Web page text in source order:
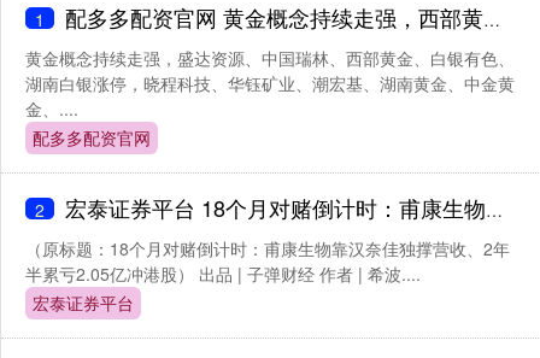
1 配多多配资官网 黄金概念持续走强，西部黄金等多股涨停
黄金概念持续走强，盛达资源、中国瑞林、西部黄金、白银有色、
湖南白银涨停，晓程科技、华钰矿业、潮宏基、湖南黄金、中金黄
金、....
配多多配资官网
2 宏泰证券平台 18个月对赌倒计时：甫康生物靠汉奈佳独撑营收、2年半累亏2.05亿冲港股
（原标题：18个月对赌倒计时：甫康生物靠汉奈佳独撑营收、2年
半累亏2.05亿冲港股） 出品 | 子弹财经 作者 | 希波....
宏泰证券平台